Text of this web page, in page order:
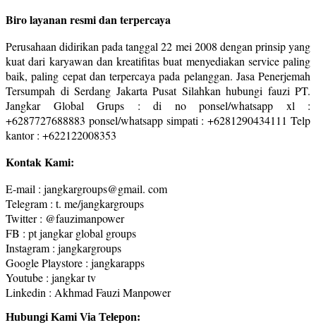
Biro layanan resmi dan terpercaya
Perusahaan didirikan pada tanggal 22 mei 2008 dengan prinsip yang
kuat dari karyawan dan kreatifitas buat menyediakan service paling
baik, paling cepat dan terpercaya pada pelanggan. Jasa Penerjemah
Tersumpah di Serdang Jakarta Pusat Silahkan hubungi fauzi PT.
Jangkar Global Grups : di no ponsel/whatsapp xl :
+6287727688883 ponsel/whatsapp simpati : +6281290434111 Telp
kantor : +622122008353
Kontak Kami:
E-mail : jangkargroups@gmail. com
Telegram : t. me/jangkargroups
Twitter : @fauzimanpower
FB : pt jangkar global groups
Instagram : jangkargroups
Google Playstore : jangkarapps
Youtube : jangkar tv
Linkedin : Akhmad Fauzi Manpower
Hubungi Kami Via Telepon: